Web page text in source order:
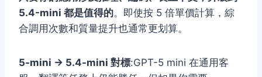
5.4-mini 都是值得的。即使按 5 倍單價計算，綜
合調用次數和質量提升也通常更划算。
5-mini → 5.4-mini 對標:GPT-5 mini 在通用客